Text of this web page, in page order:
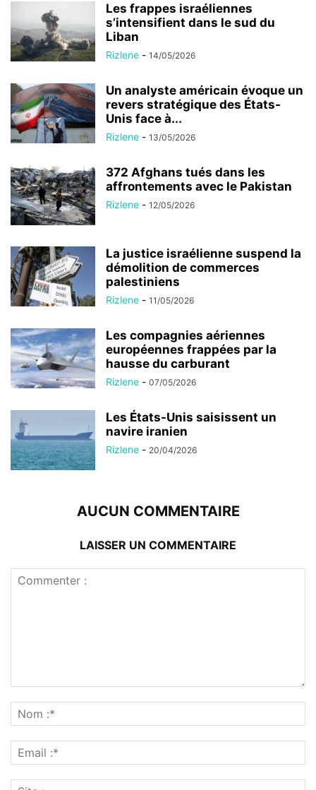
Les frappes israéliennes
s’intensifient dans le sud du
Liban
Rizlene - 14/05/2026
Un analyste américain évoque un
revers stratégique des États-
Unis face à...
Rizlene - 13/05/2026
372 Afghans tués dans les
affrontements avec le Pakistan
Rizlene - 12/05/2026
La justice israélienne suspend la
démolition de commerces
palestiniens
Rizlene - 11/05/2026
Les compagnies aériennes
européennes frappées par la
hausse du carburant
Rizlene - 07/05/2026
Les États-Unis saisissent un
navire iranien
Rizlene - 20/04/2026
AUCUN COMMENTAIRE
LAISSER UN COMMENTAIRE